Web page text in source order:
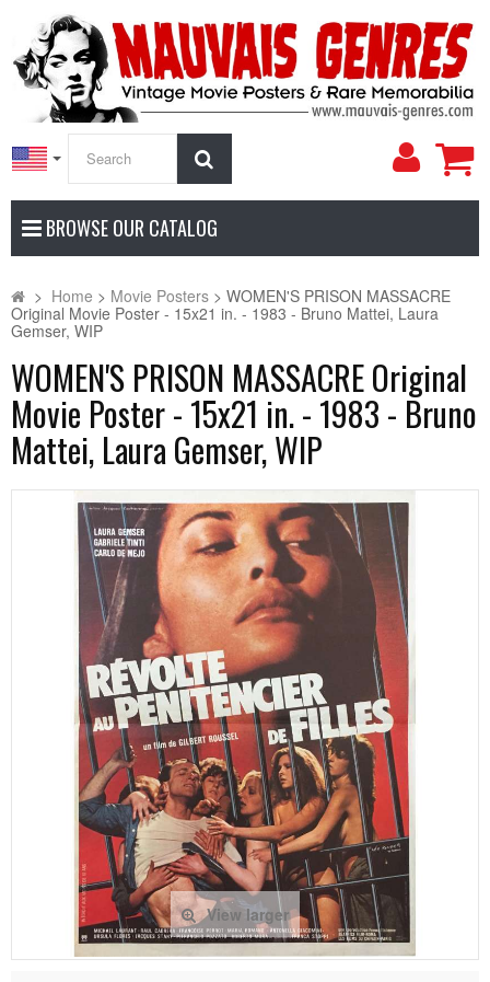
My
BROWSE OUR CATALOG
> Home > Movie Posters > WOMEN'S PRISON MASSACRE
Original Movie Poster - 15x21 in. - 1983 - Bruno Mattei, Laura
Gemser, WIP
WOMEN'S PRISON MASSACRE Original
Movie Poster - 15x21 in. - 1983 - Bruno
Mattei, Laura Gemser, WIP
View larger